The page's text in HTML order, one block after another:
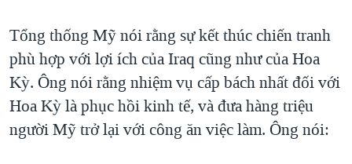
Tổng thống Mỹ nói rằng sự kết thúc chiến tranh
phù hợp với lợi ích của Iraq cũng như của Hoa
Kỳ. Ông nói rằng nhiệm vụ cấp bách nhất đối với
Hoa Kỳ là phục hồi kinh tế, và đưa hàng triệu
người Mỹ trở lại với công ăn việc làm. Ông nói: